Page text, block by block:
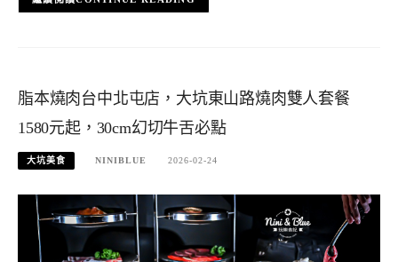
脂本燒肉台中北屯店，大坑東山路燒肉雙人套餐
1580元起，30cm幻切牛舌必點
大坑美食 NINIBLUE 2026-02-24